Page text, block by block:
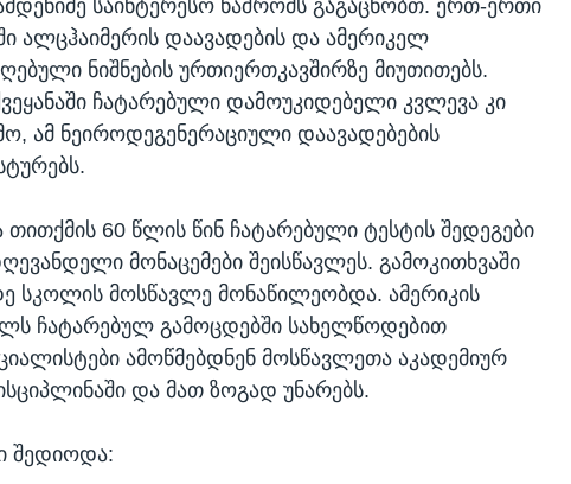
საინტერესო ნაშრომს გაგაცნობთ. ერთ-ერთი
ალცჰაიმერის დაავადების და ამერიკელ
ნიშნების ურთიერთკავშირზე მიუთითებს.
ჩატარებული დამოუკიდებელი კვლევა კი
ამ ნეიროდეგენერაციული დაავადებების
თითქმის 60 წლის წინ ჩატარებული ტესტის შედეგები
მონაცემები შეისწავლეს. გამოკითხვაში
სკოლის მოსწავლე მონაწილეობდა. ამერიკის
ჩატარებულ გამოცდებში სახელწოდებით
ამოწმებდნენ მოსწავლეთა აკადემიურ
და მათ ზოგად უნარებს.
შედიოდა: